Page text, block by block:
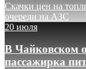
Скачки цен на
очереди на АЗС
20 июля
В Чайковском
пассажирка